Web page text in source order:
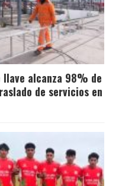
alcanza 98% de
de servicios en